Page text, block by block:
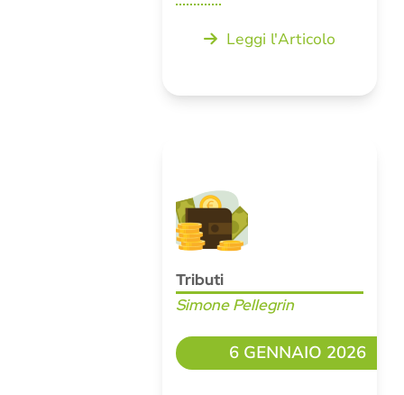
Leggi l'Articolo
Tributi
Simone Pellegrin
6 GENNAIO 2026